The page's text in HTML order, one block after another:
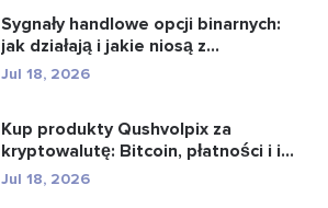
Sygnały handlowe opcji binarnych:
jak działają i jakie niosą z...
Jul 18, 2026
Kup produkty Qushvolpix za
kryptowalutę: Bitcoin, płatności i i...
Jul 18, 2026